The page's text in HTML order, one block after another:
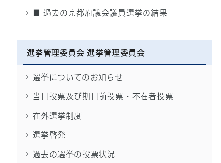
■ 過去の京都府議会議員選挙の結果
選挙管理委員会 選挙管理委員会
選挙についてのお知らせ
当日投票及び期日前投票・不在者投票
在外選挙制度
選挙啓発
過去の選挙の投票状況